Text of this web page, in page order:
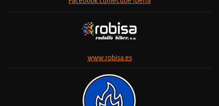
www.robisa.es